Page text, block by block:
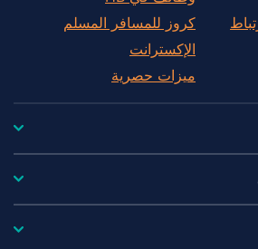
كروز للمسافر المسلم
الإكسترانت
ميزات حصرية